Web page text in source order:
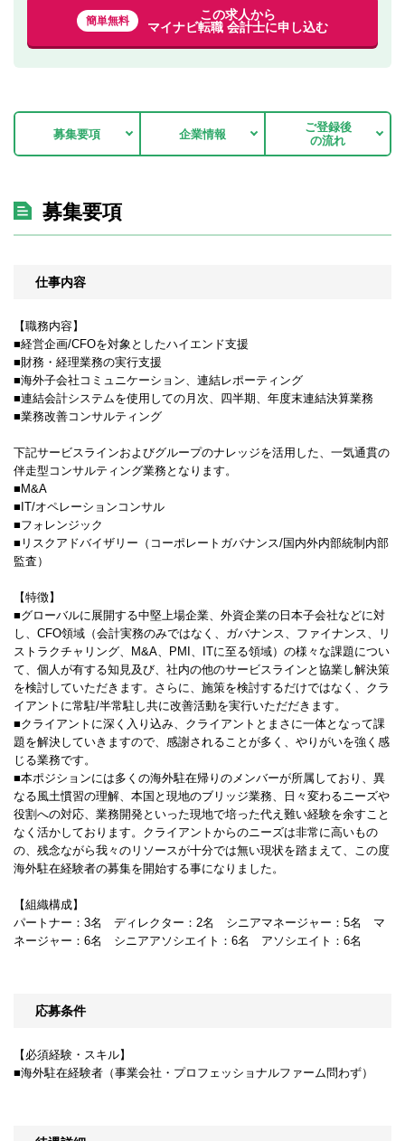
業界情報
簡単無料
この求人から
マイナビ転職 会計士に申し込む
募集要項 企業情報
ご登録後
の流れ
募集要項
仕事内容
【職務内容】
■経営企画/CFOを対象としたハイエンド支援
■財務・経理業務の実行支援
■海外子会社コミュニケーション、連結レポーティング
■連結会計システムを使用しての月次、四半期、年度末連結決算業務
■業務改善コンサルティング
下記サービスラインおよびグループのナレッジを活用した、一気通貫の
伴走型コンサルティング業務となります。
■M&A
■IT/オペレーションコンサル
■フォレンジック
■リスクアドバイザリー（コーポレートガバナンス/国内外内部統制内部
監査）
【特徴】
■グローバルに展開する中堅上場企業、外資企業の日本子会社などに対
し、CFO領域（会計実務のみではなく、ガバナンス、ファイナンス、リ
ストラクチャリング、M&A、PMI、ITに至る領域）の様々な課題につい
て、個人が有する知見及び、社内の他のサービスラインと協業し解決策
を検討していただきます。さらに、施策を検討するだけではなく、クラ
イアントに常駐/半常駐し共に改善活動を実行いただだきます。
■クライアントに深く入り込み、クライアントとまさに一体となって課
題を解決していきますので、感謝されることが多く、やりがいを強く感
じる業務です。
■本ポジションには多くの海外駐在帰りのメンバーが所属しており、異
なる風土慣習の理解、本国と現地のブリッジ業務、日々変わるニーズや
役割への対応、業務開発といった現地で培った代え難い経験を余すこと
なく活かしております。クライアントからのニーズは非常に高いもの
の、残念ながら我々のリソースが十分では無い現状を踏まえて、この度
海外駐在経験者の募集を開始する事になりました。
【組織構成】
パートナー：3名 ディレクター：2名 シニアマネージャー：5名 マ
ネージャー：6名 シニアアソシエイト：6名 アソシエイト：6名
応募条件
【必須経験・スキル】
■海外駐在経験者（事業会社・プロフェッショナルファーム問わず）